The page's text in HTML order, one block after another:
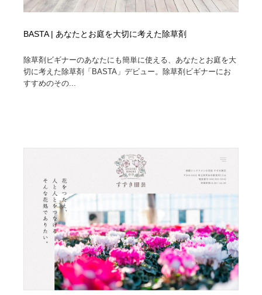
BASTA | あなたとお庭を大切に考えた除草剤
除草剤ビギナーのあなたにも簡単に使える、あなたとお庭を大
切に考えた除草剤「BASTA」デビュー。除草剤ビギナーにお
すすめのその...